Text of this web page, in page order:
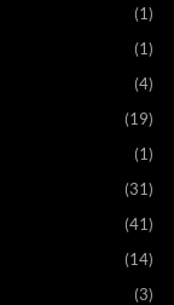
(1)
(1)
(4)
(19)
(1)
(31)
(41)
(14)
(3)